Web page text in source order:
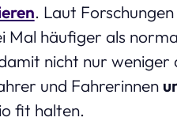
. Laut
Mal häufiger als
nicht nur
und Fahrerinnen
fit halten.